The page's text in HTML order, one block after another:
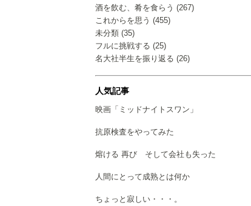
酒を飲む、肴を食らう (267)
これからを思う (455)
未分類 (35)
フルに挑戦する (25)
名大社半生を振り返る (26)
人気記事
映画「ミッドナイトスワン」
抗原検査をやってみた
熔ける 再び そして会社も失った
人間にとって成熟とは何か
ちょっと寂しい・・・。